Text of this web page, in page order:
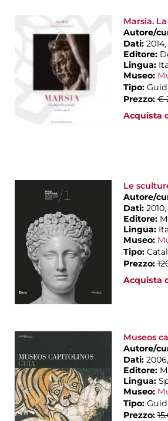
Marsia.
Autore/
Dati:
Editore:
Lingua:
Museo:
Tipo:
Prezzo:€
Acquista
Le
Autore/
Dati:
Editore:
Lingua:
Museo:
Tipo:
Prezzo:
Acquista
Museos
Autore/
Dati:
Editore:
Lingua:
Museo:
Tipo:
Prezzo: